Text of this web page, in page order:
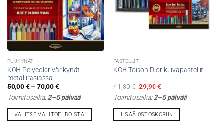
PUUKYNÄT
KOH Polycolor värikynät
metallirasiassa
50,00€ – 70,00€Hintaluokka:
-
Toimitusaika:2–5 päivää
VALITSE VAIHTOEHDOISTA
PASTELLIT
KOH Toison D´or kuivapastellit
41,30€ Alkuperäinen
hinta
oli:
29,90€Nykyinen
on:
Toimitusaika:2–5 päivää
LISÄÄ OSTOSKORIIN